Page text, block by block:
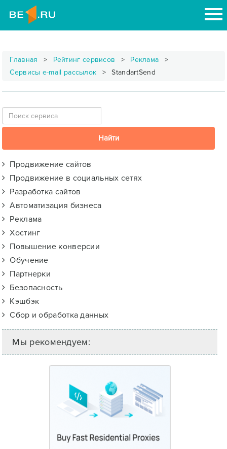
Главная Рейтинг сервисов
Реклама
Сервисы e-mail рассылок
StandartSend
Продвижение сайтов
Продвижение в социальных сетях
Разработка сайтов
Автоматизация бизнеса
Реклама
Хостинг
Повышение конверсии
Обучение
Партнерки
Безопасность
Кэшбэк
Сбор и обработка данных
Мы рекомендуем: